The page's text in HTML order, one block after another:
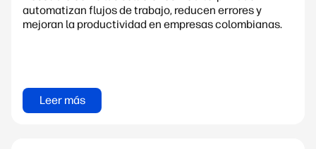
automatizan flujos de trabajo, reducen errores y
mejoran la productividad en empresas colombianas.
Leer más